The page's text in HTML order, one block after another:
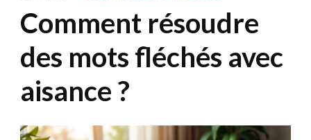
Comment résoudre
des mots fléchés avec
aisance ?